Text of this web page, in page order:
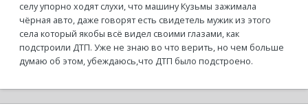
селу упорно ходят слухи, что машину Кузьмы зажимала
чёрная авто, даже говорят есть свидетель мужик из этого
села который якобы всё видел своими глазами, как
подстроили ДТП. Уже не знаю во что верить, но чем больше
думаю об этом, убеждаюсь,что ДТП было подстроено.